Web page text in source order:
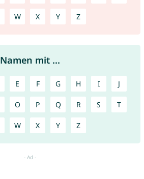
W X Y Z
Namen mit ...
E F G H I J
O P Q R S T
W X Y Z